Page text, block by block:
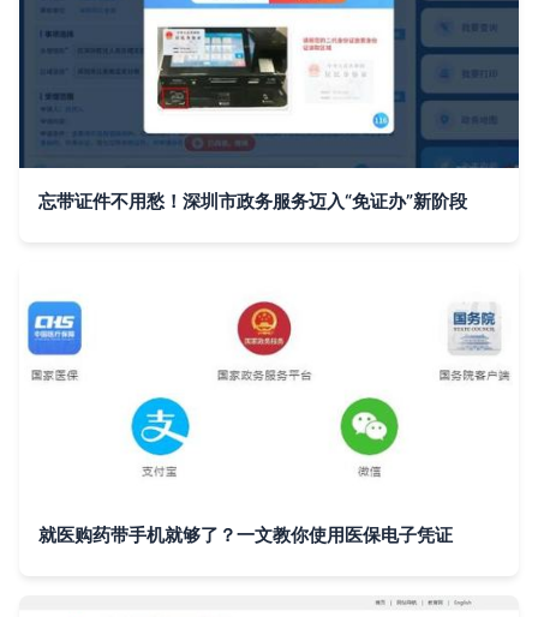
忘带证件不用愁！深圳市政务服务迈入“免证办”新阶段
就医购药带手机就够了？一文教你使用医保电子凭证